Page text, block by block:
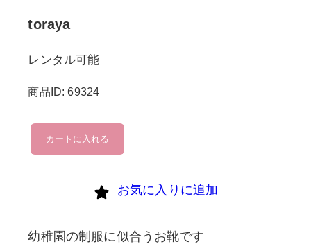
toraya
レンタル可能
商品ID: 69324
toraya
個
カートに入れる
お気に入りに追加
幼稚園の制服に似合うお靴です